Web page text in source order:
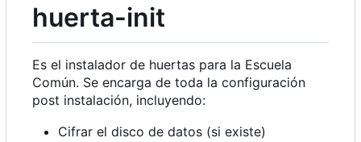
huerta-init
Es el instalador de huertas para la Escuela
Común. Se encarga de toda la configuración
post instalación, incluyendo:
Cifrar el disco de datos (si existe)